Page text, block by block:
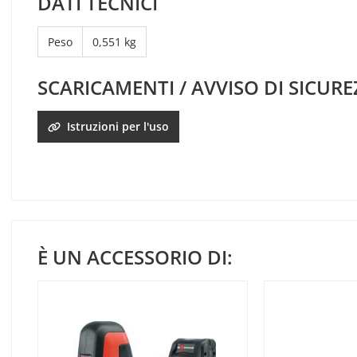
Peso 0,551 kg
SCARICAMENTI / AVVISO DI
Istruzioni per l'uso
È UN ACCESSORIO DI: